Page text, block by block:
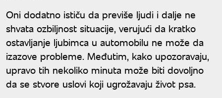
Oni dodatno ističu da previše ljudi i dalje ne
shvata ozbiljnost situacije, verujući da kratko
ostavljanje ljubimca u automobilu ne može da
izazove probleme. Međutim, kako upozoravaju,
upravo tih nekoliko minuta može biti dovoljno
da se stvore uslovi koji ugrožavaju život psa.